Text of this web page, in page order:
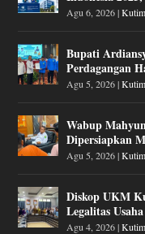
Agu 6, 2026|Kutim
Bupati
Perdagangan
Agu 5, 2026|Kutim
Wabup
Dipersiapkan
Agu 5, 2026|Kutim
Diskop UKM
Legalitas
Agu 4, 2026|Kutim